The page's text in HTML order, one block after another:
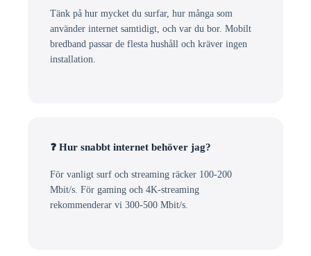
Tänk på hur mycket du surfar, hur många som
använder internet samtidigt, och var du bor. Mobilt
bredband passar de flesta hushåll och kräver ingen
installation.
❓ Hur snabbt internet behöver jag?
För vanligt surf och streaming räcker 100-200
Mbit/s. För gaming och 4K-streaming
rekommenderar vi 300-500 Mbit/s.